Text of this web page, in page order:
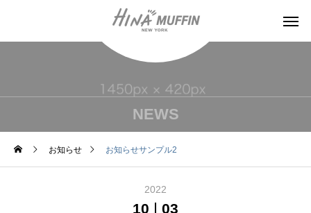
NEWS
お知らせ お知らせサンプル2
2022
10 03